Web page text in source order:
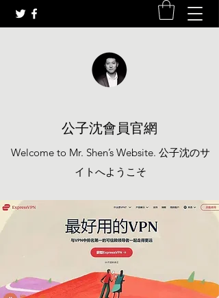
公子沈會員官網
Welcome to Mr. Shen’s Website. 公子沈のサ
イトへようこそ